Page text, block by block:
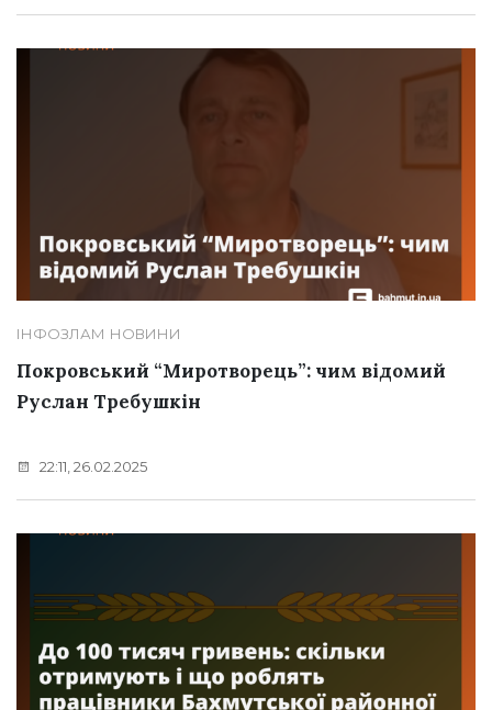
ІНФОЗЛАМ НОВИНИ
Покровський “Миротворець”: чим відомий
Руслан Требушкін
22:11, 26.02.2025